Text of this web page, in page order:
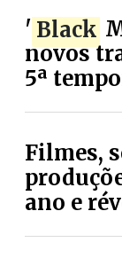
' Black
novos
5ª
Filmes,
ano e